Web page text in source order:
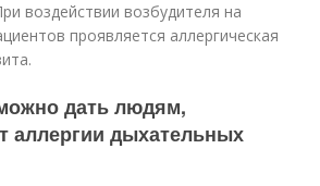
воздействии возбудителя на
проявляется аллергическая
дать людям,
аллергии дыхательных